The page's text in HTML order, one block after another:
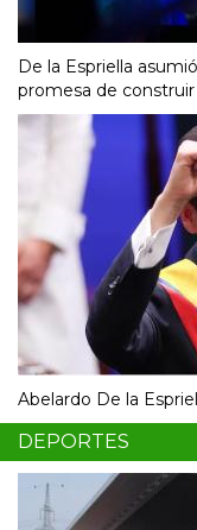
De la Espriella
promesa de
Abelardo De la
DEPORTES